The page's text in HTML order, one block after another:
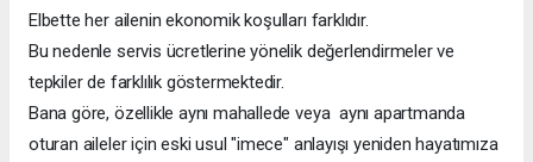
Elbette her ailenin ekonomik koşulları farklıdır.
Bu nedenle servis ücretlerine yönelik değerlendirmeler ve
tepkiler de farklılık göstermektedir.
Bana göre, özellikle aynı mahallede veya aynı apartmanda
oturan aileler için eski usul "imece" anlayışı yeniden hayatımıza